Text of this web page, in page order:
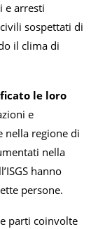
e arresti
sospettati di
il clima di
le loro
e
nella regione di
nella
hanno
persone.
parti coinvolte